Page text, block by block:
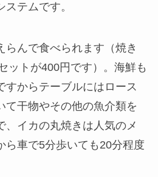
テムです。
らんで食べられます（焼き
ットが400円です）。海鮮も
すからテーブルにはロース
て干物やその他の魚介類を
、イカの丸焼きは人気のメ
ら車で5分歩いても20分程度